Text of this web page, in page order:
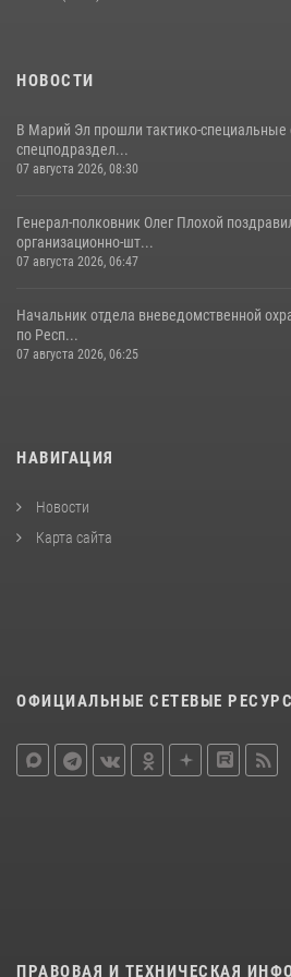
НОВОСТИ
В Марий Эл прошли тактико-специальные
спецподраздел...
07 августа 2026, 08:30
Генерал-полковник Олег Плохой
организационно-шт...
07 августа 2026, 06:47
Начальник отдела вневедомственной
по Респ...
07 августа 2026, 06:25
НАВИГАЦИЯ
Новости
Карта сайта
ОФИЦИАЛЬНЫЕ СЕТЕВЫЕ
ПРАВОВАЯ И ТЕХНИЧЕСКАЯ